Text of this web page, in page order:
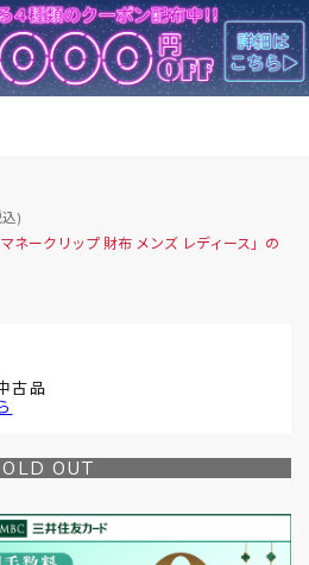
)
ネークリップ 財布 メンズ レディース」の
古品
OUT